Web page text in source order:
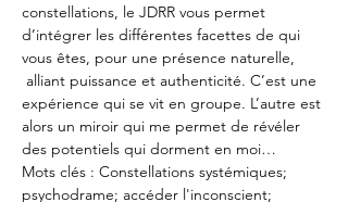
constellations, le JDRR vous permet
d’intégrer les différentes facettes de qui
vous êtes, pour une présence naturelle,
alliant puissance et authenticité. C’est une
expérience qui se vit en groupe. L’autre est
alors un miroir qui me permet de révéler
des potentiels qui dorment en moi…
Mots clés : Constellations systémiques;
psychodrame; accéder l'inconscient;